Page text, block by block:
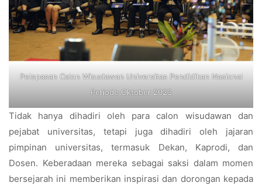
Pelepasan Calon Wisudawan Universitas Pendidikan Nasional
Periode Oktober 2023
Tidak hanya dihadiri oleh para calon wisudawan dan
pejabat universitas, tetapi juga dihadiri oleh jajaran
pimpinan universitas, termasuk Dekan, Kaprodi, dan
Dosen. Keberadaan mereka sebagai saksi dalam momen
bersejarah ini memberikan inspirasi dan dorongan kepada